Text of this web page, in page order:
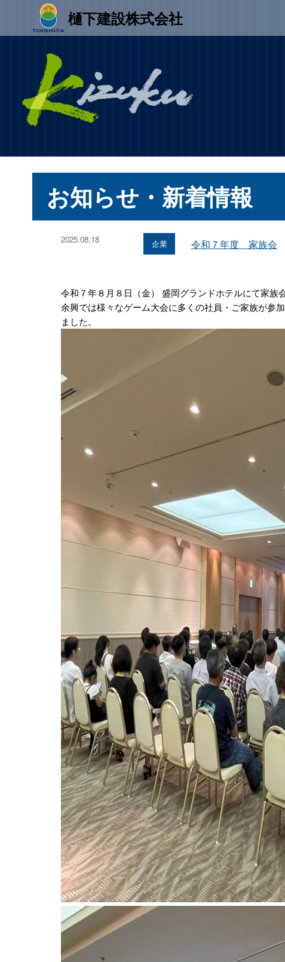
樋󠄀下建設株式会社
お知らせ・新着情報
2025.08.18 企業 令和７年度 家族会
令和７年８月８日（金） 盛岡グランドホテルにて家族
余興では様々なゲーム大会に多くの社員・ご家族が参
ました。